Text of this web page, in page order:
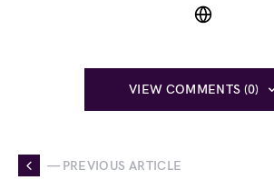
VIEW COMMENTS (0)
— PREVIOUS ARTICLE